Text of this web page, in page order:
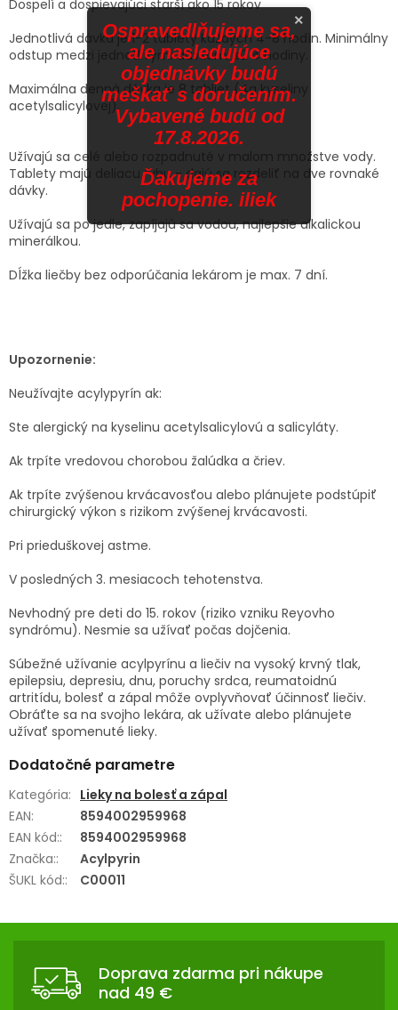
Dospelí a dospievajúci starší ako 15 rokov
Jednotlivá dávka je 1-2 tablety každých 4-8 hodín. Minimálny
odstup medzi jednotlivými dávkami sú 4 hodiny.
Maximálna denná dávka je 8 tabliet (4g kyseliny
acetylsalicylovej).
Užívajú sa celé alebo rozpadnuté v malom množstve vody.
Tablety majú deliacu ryhu - dajú sa rozdeliť na dve rovnaké
dávky.
Užívajú sa po jedle, zapíjajú sa vodou, najlepšie alkalickou
minerálkou.
Dĺžka liečby bez odporúčania lekárom je max. 7 dní.
Upozornenie:
Neužívajte acylypyrín ak:
Ste alergický na kyselinu acetylsalicylovú a salicyláty.
Ak trpíte vredovou chorobou žalúdka a čriev.
Ak trpíte zvýšenou krvácavosťou alebo plánujete podstúpiť
chirurgický výkon s rizikom zvýšenej krvácavosti.
Pri prieduškovej astme.
V posledných 3. mesiacoch tehotenstva.
Nevhodný pre deti do 15. rokov (riziko vzniku Reyovho
syndrómu). Nesmie sa užívať počas dojčenia.
Súbežné užívanie acylpyrínu a liečiv na vysoký krvný tlak,
epilepsiu, depresiu, dnu, poruchy srdca, reumatoidnú
artritídu, bolesť a zápal môže ovplyvňovať účinnosť liečiv.
Obráťte sa na svojho lekára, ak užívate alebo plánujete
užívať spomenuté lieky.
Dodatočné parametre
Kategória: Lieky na bolesť a zápal
EAN:
8594002959968
EAN kód::
8594002959968
Značka::
Acylpyrin
ŠUKL kód:: C00011
Doprava zdarma pri nákupe
nad 49 €
×
Ospravedlňujeme sa,
ale nasledujúce
objednávky budú
meškať s doručením.
Vybavené budú od
17.8.2026.
Ďakujeme za
pochopenie. iliek